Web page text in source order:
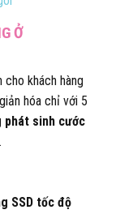
Ở
cho khách hàng
hóa chỉ với 5
phát sinh cước
SSD tốc độ